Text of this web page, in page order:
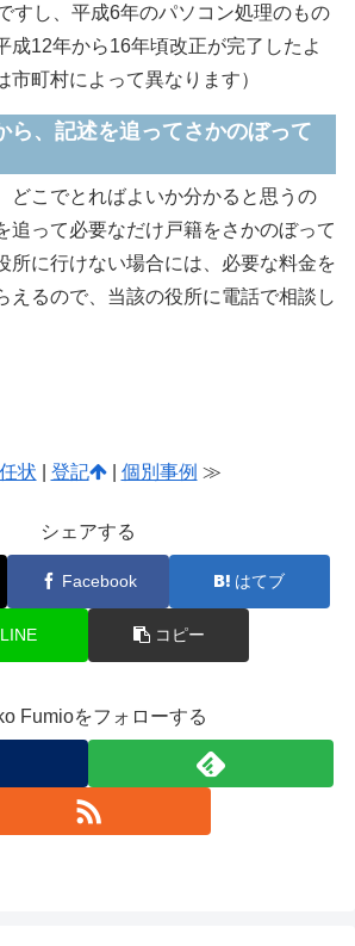
すし、平成6年のパソコン処理のもの
成12年から16年頃改正が完了したよ
市町村によって異なります）
ら、記述を追ってさかのぼって
こでとればよいか分かると思うの
追って必要なだけ戸籍をさかのぼって
所に行けない場合には、必要な料金を
えるので、当該の役所に電話で相談し
状 登記 | 個別事例 ≫
シェアする
Facebook はてブ
LINE コピー
Fumioをフォローする